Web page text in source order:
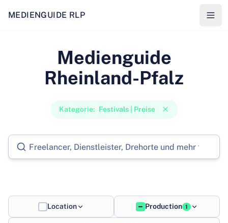
MEDIENGUIDE RLP
Medienguide
Rheinland-Pfalz
Kategorie: Festivals | Preise
Location Production 1